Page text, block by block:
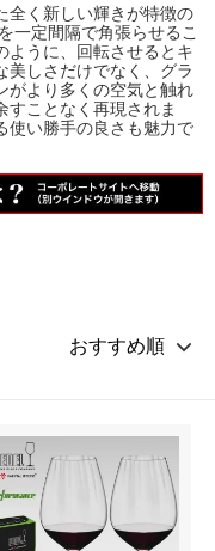
全く新しい輝きが特徴の
一定間隔で角張らせるこ
ように、回転させるとキ
美しさだけでなく、グラ
がより多くの空気と触れ
すことなく再現されま
使い勝手の良さも魅力で